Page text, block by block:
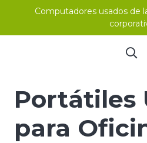
Computadores usados de
Portátiles
para